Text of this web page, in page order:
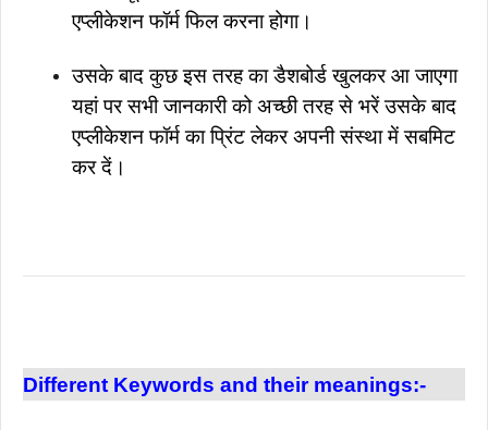
एप्लीकेशन फॉर्म फिल करना होगा।
उसके बाद कुछ इस तरह का डैशबोर्ड खुलकर आ जाएगा
यहां पर सभी जानकारी को अच्छी तरह से भरें उसके बाद
एप्लीकेशन फॉर्म का प्रिंट लेकर अपनी संस्था में सबमिट
कर दें।
Different Keywords and their meanings:-